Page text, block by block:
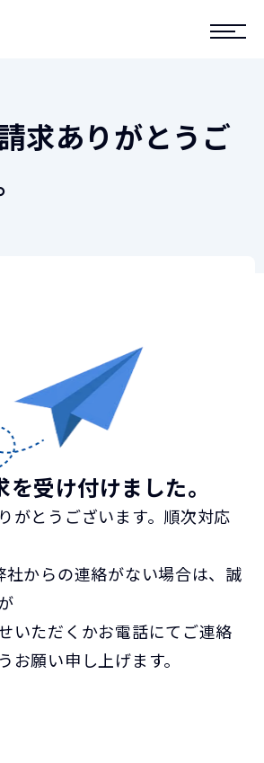
求ありがとうご
受け付けました。
がとうございます。順次対応
社からの連絡がない場合は、誠
いただくかお電話にてご連絡
お願い申し上げます。